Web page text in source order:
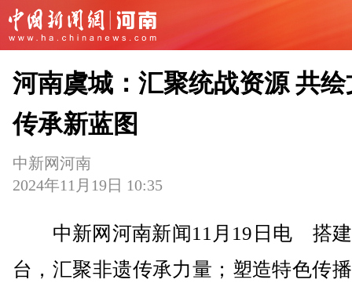
河南虞城：汇聚统战资源 共绘
传承新蓝图
中新网河南
2024年11月19日 10:35
中新网河南新闻11月19日电 搭建
台，汇聚非遗传承力量；塑造特色传